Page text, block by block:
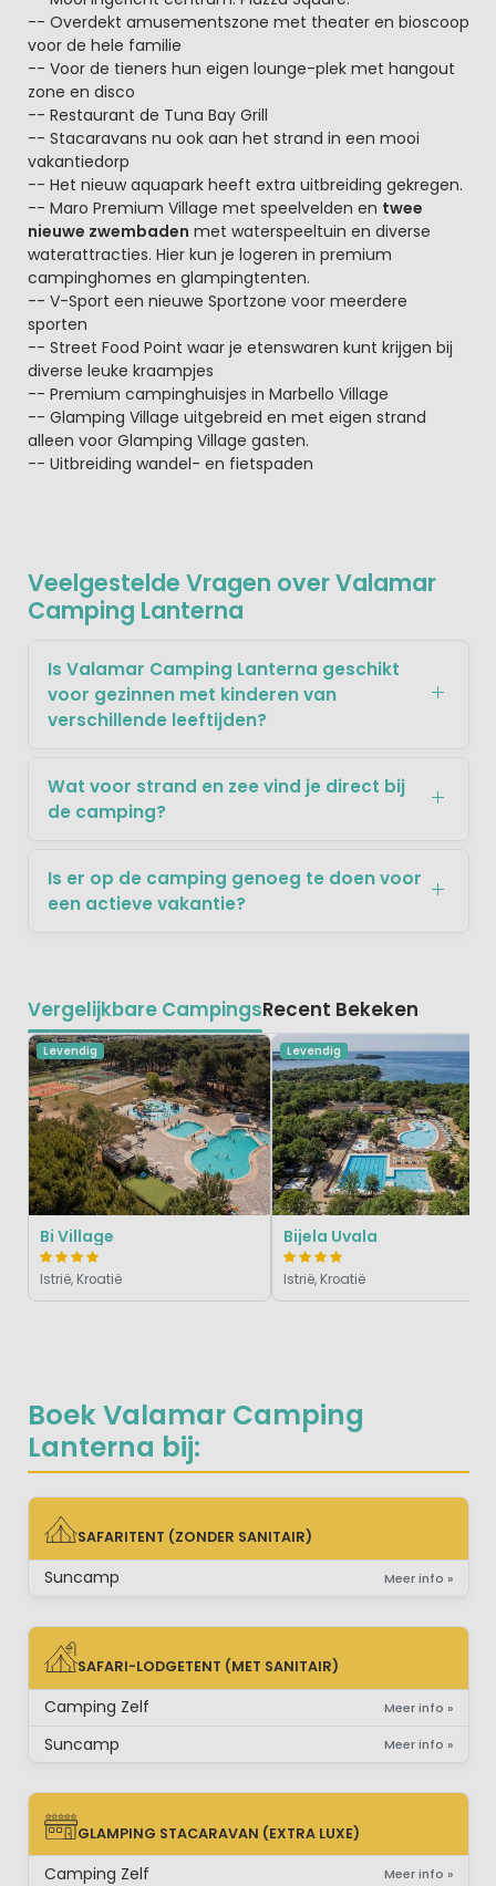
Boek Valamar Camping
Lanterna bij:
SAFARITENT (ZONDER SANITAIR)
SAFARITENT (ZONDER SANITAIR)
Suncamp Meer info »
SAFARI-LODGETENT (MET SANITAIR)
SAFARI-LODGETENT (MET SANITAIR)
Camping Zelf Meer info »
Suncamp Meer info »
GLAMPING STACARAVAN (EXTRA LUXE)
GLAMPING STACARAVAN (EXTRA LUXE)
Camping Zelf Meer info »
-- Overdekt amusementszone met theater en bioscoop
voor de hele familie
-- Voor de tieners hun eigen lounge-plek met hangout
zone en disco
-- Restaurant de Tuna Bay Grill
-- Stacaravans nu ook aan het strand in een mooi
vakantiedorp
-- Het nieuw aquapark heeft extra uitbreiding gekregen.
-- Maro Premium Village met speelvelden en twee
nieuwe zwembaden met waterspeeltuin en diverse
waterattracties. Hier kun je logeren in premium
campinghomes en glampingtenten.
-- V-Sport een nieuwe Sportzone voor meerdere
sporten
-- Street Food Point waar je etenswaren kunt krijgen bij
diverse leuke kraampjes
-- Premium campinghuisjes in Marbello Village
-- Glamping Village uitgebreid en met eigen strand
alleen voor Glamping Village gasten.
-- Uitbreiding wandel- en fietspaden
Veelgestelde Vragen over Valamar
Camping Lanterna
Is Valamar Camping Lanterna geschikt
voor gezinnen met kinderen van
verschillende leeftijden?
Wat voor strand en zee vind je direct bij
de camping?
Is er op de camping genoeg te doen voor
een actieve vakantie?
Vergelijkbare CampingsRecent Bekeken
Levendig
Bi Village
Istrië, Kroatië
Levendig
Bijela Uvala
Istrië, Kroatië